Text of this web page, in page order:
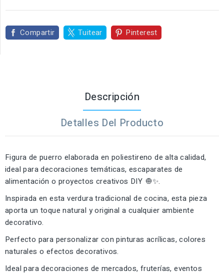
Compartir Tuitear Pinterest
Descripción
Detalles Del Producto
Figura de puerro elaborada en poliestireno de alta calidad,
ideal para decoraciones temáticas, escaparates de
alimentación o proyectos creativos DIY 🧅✨.
Inspirada en esta verdura tradicional de cocina, esta pieza
aporta un toque natural y original a cualquier ambiente
decorativo.
Perfecto para personalizar con pinturas acrílicas, colores
naturales o efectos decorativos.
Ideal para decoraciones de mercados, fruterías, eventos